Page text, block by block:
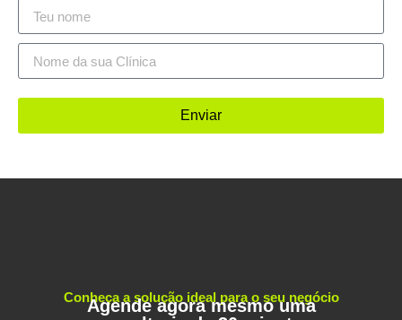
Enviar
Conheça a solução ideal para o seu negócio
Agende agora mesmo uma